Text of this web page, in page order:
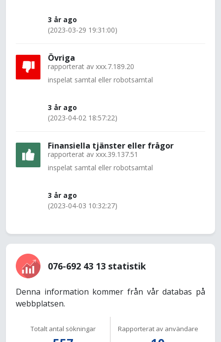
3 år ago
(2023-03-29 19:31:00)
Övriga
rapporterat av xxx.7.189.20
inspelat samtal eller robotsamtal
3 år ago
(2023-04-02 18:57:22)
Finansiella tjänster eller frågor
rapporterat av xxx.39.137.51
inspelat samtal eller robotsamtal
3 år ago
(2023-04-03 10:32:27)
076-692 43 13 statistik
Denna information kommer från vår databas på
webbplatsen.
Totalt antal sökningar Rapporterat av användare